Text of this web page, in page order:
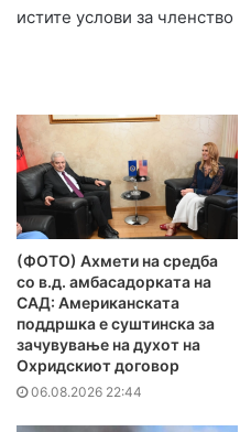
истите услови за членство
(ФОТО) Ахмети на средба
со в.д. амбасадорката на
САД: Американската
поддршка е суштинска за
зачувување на духот на
Охридскиот договор
06.08.2026 22:44